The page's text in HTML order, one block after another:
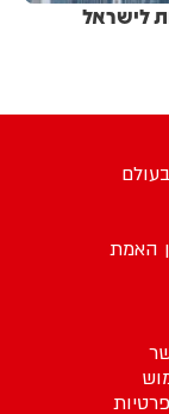
לישראל
האמת